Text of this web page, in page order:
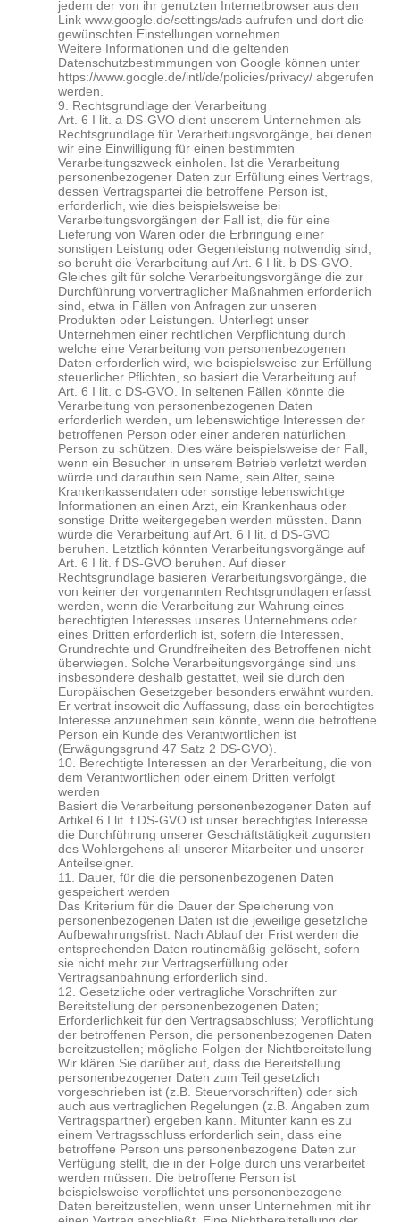
jedem der von ihr genutzten Internetbrowser aus den
Link www.google.de/settings/ads aufrufen und dort die
gewünschten Einstellungen vornehmen.
Weitere Informationen und die geltenden
Datenschutzbestimmungen von Google können unter
https://www.google.de/intl/de/policies/privacy/ abgerufen
werden.
9. Rechtsgrundlage der Verarbeitung
Art. 6 I lit. a DS-GVO dient unserem Unternehmen als
Rechtsgrundlage für Verarbeitungsvorgänge, bei denen
wir eine Einwilligung für einen bestimmten
Verarbeitungszweck einholen. Ist die Verarbeitung
personenbezogener Daten zur Erfüllung eines Vertrags,
dessen Vertragspartei die betroffene Person ist,
erforderlich, wie dies beispielsweise bei
Verarbeitungsvorgängen der Fall ist, die für eine
Lieferung von Waren oder die Erbringung einer
sonstigen Leistung oder Gegenleistung notwendig sind,
so beruht die Verarbeitung auf Art. 6 I lit. b DS-GVO.
Gleiches gilt für solche Verarbeitungsvorgänge die zur
Durchführung vorvertraglicher Maßnahmen erforderlich
sind, etwa in Fällen von Anfragen zur unseren
Produkten oder Leistungen. Unterliegt unser
Unternehmen einer rechtlichen Verpflichtung durch
welche eine Verarbeitung von personenbezogenen
Daten erforderlich wird, wie beispielsweise zur Erfüllung
steuerlicher Pflichten, so basiert die Verarbeitung auf
Art. 6 I lit. c DS-GVO. In seltenen Fällen könnte die
Verarbeitung von personenbezogenen Daten
erforderlich werden, um lebenswichtige Interessen der
betroffenen Person oder einer anderen natürlichen
Person zu schützen. Dies wäre beispielsweise der Fall,
wenn ein Besucher in unserem Betrieb verletzt werden
würde und daraufhin sein Name, sein Alter, seine
Krankenkassendaten oder sonstige lebenswichtige
Informationen an einen Arzt, ein Krankenhaus oder
sonstige Dritte weitergegeben werden müssten. Dann
würde die Verarbeitung auf Art. 6 I lit. d DS-GVO
beruhen. Letztlich könnten Verarbeitungsvorgänge auf
Art. 6 I lit. f DS-GVO beruhen. Auf dieser
Rechtsgrundlage basieren Verarbeitungsvorgänge, die
von keiner der vorgenannten Rechtsgrundlagen erfasst
werden, wenn die Verarbeitung zur Wahrung eines
berechtigten Interesses unseres Unternehmens oder
eines Dritten erforderlich ist, sofern die Interessen,
Grundrechte und Grundfreiheiten des Betroffenen nicht
überwiegen. Solche Verarbeitungsvorgänge sind uns
insbesondere deshalb gestattet, weil sie durch den
Europäischen Gesetzgeber besonders erwähnt wurden.
Er vertrat insoweit die Auffassung, dass ein berechtigtes
Interesse anzunehmen sein könnte, wenn die betroffene
Person ein Kunde des Verantwortlichen ist
(Erwägungsgrund 47 Satz 2 DS-GVO).
10. Berechtigte Interessen an der Verarbeitung, die von
dem Verantwortlichen oder einem Dritten verfolgt
werden
Basiert die Verarbeitung personenbezogener Daten auf
Artikel 6 I lit. f DS-GVO ist unser berechtigtes Interesse
die Durchführung unserer Geschäftstätigkeit zugunsten
des Wohlergehens all unserer Mitarbeiter und unserer
Anteilseigner.
11. Dauer, für die die personenbezogenen Daten
gespeichert werden
Das Kriterium für die Dauer der Speicherung von
personenbezogenen Daten ist die jeweilige gesetzliche
Aufbewahrungsfrist. Nach Ablauf der Frist werden die
entsprechenden Daten routinemäßig gelöscht, sofern
sie nicht mehr zur Vertragserfüllung oder
Vertragsanbahnung erforderlich sind.
12. Gesetzliche oder vertragliche Vorschriften zur
Bereitstellung der personenbezogenen Daten;
Erforderlichkeit für den Vertragsabschluss; Verpflichtung
der betroffenen Person, die personenbezogenen Daten
bereitzustellen; mögliche Folgen der Nichtbereitstellung
Wir klären Sie darüber auf, dass die Bereitstellung
personenbezogener Daten zum Teil gesetzlich
vorgeschrieben ist (z.B. Steuervorschriften) oder sich
auch aus vertraglichen Regelungen (z.B. Angaben zum
Vertragspartner) ergeben kann. Mitunter kann es zu
einem Vertragsschluss erforderlich sein, dass eine
betroffene Person uns personenbezogene Daten zur
Verfügung stellt, die in der Folge durch uns verarbeitet
werden müssen. Die betroffene Person ist
beispielsweise verpflichtet uns personenbezogene
Daten bereitzustellen, wenn unser Unternehmen mit ihr